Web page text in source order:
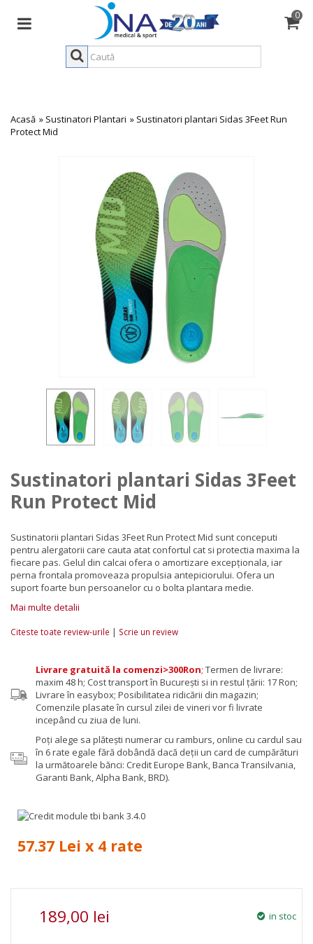
0
Acasă » Sustinatori Plantari » Sustinatori plantari Sidas 3Feet Run
Protect Mid
Sustinatori plantari Sidas 3Feet
Run Protect Mid
Sustinatorii plantari Sidas 3Feet Run Protect Mid sunt conceputi
pentru alergatorii care cauta atat confortul cat si protectia maxima la
fiecare pas. Gelul din calcai ofera o amortizare excepționala, iar
perna frontala promoveaza propulsia antepiciorului. Ofera un
suport foarte bun persoanelor cu o bolta plantara medie.
Mai multe detalii
Citeste toate review-urile | Scrie un review
Livrare gratuită la comenzi>300Ron; Termen de livrare:
maxim 48 h; Cost transport în București si in restul țării: 17 Ron;
Livrare în easybox; Posibilitatea ridicării din magazin;
Comenzile plasate în cursul zilei de vineri vor fi livrate
incepând cu ziua de luni.
Poţi alege sa plăteşti numerar cu ramburs, online cu cardul sau
în 6 rate egale fără dobândă dacă deții un card de cumpărături
la următoarele bănci: Credit Europe Bank, Banca Transilvania,
Garanti Bank, Alpha Bank, BRD).
57.37 Lei x 4 rate
189,00 lei in stoc